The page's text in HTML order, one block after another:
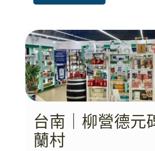
台南｜柳營德元
蘭村